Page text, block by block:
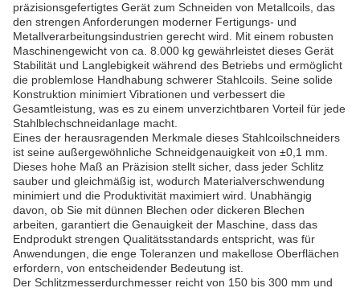
präzisionsgefertigtes Gerät zum Schneiden von Metallcoils, das
den strengen Anforderungen moderner Fertigungs- und
Metallverarbeitungsindustrien gerecht wird. Mit einem robusten
Maschinengewicht von ca. 8.000 kg gewährleistet dieses Gerät
Stabilität und Langlebigkeit während des Betriebs und ermöglicht
die problemlose Handhabung schwerer Stahlcoils. Seine solide
Konstruktion minimiert Vibrationen und verbessert die
Gesamtleistung, was es zu einem unverzichtbaren Vorteil für jede
Stahlblechschneidanlage macht.
Eines der herausragenden Merkmale dieses Stahlcoilschneiders
ist seine außergewöhnliche Schneidgenauigkeit von ±0,1 mm.
Dieses hohe Maß an Präzision stellt sicher, dass jeder Schlitz
sauber und gleichmäßig ist, wodurch Materialverschwendung
minimiert und die Produktivität maximiert wird. Unabhängig
davon, ob Sie mit dünnen Blechen oder dickeren Blechen
arbeiten, garantiert die Genauigkeit der Maschine, dass das
Endprodukt strengen Qualitätsstandards entspricht, was für
Anwendungen, die enge Toleranzen und makellose Oberflächen
erfordern, von entscheidender Bedeutung ist.
Der Schlitzmesserdurchmesser reicht von 150 bis 300 mm und